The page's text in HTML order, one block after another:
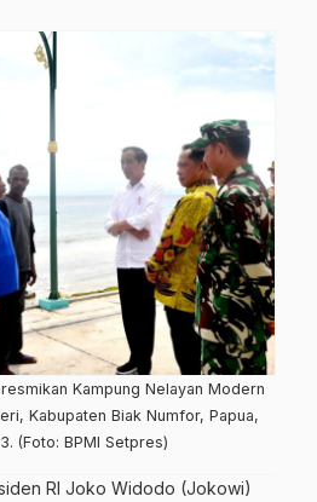
Kampung Nelayan Modern
Kabupaten Biak Numfor, Papua,
(Foto: BPMI Setpres)
RI Joko Widodo (Jokowi)